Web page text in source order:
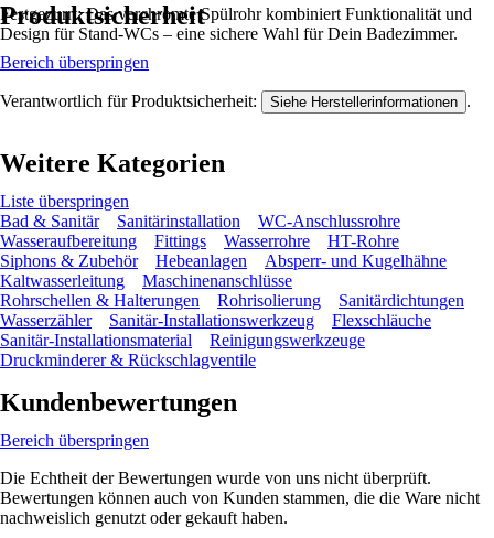
Festgezurrt: Das verchromte Spülrohr kombiniert Funktionalität und
Design für Stand-WCs – eine sichere Wahl für Dein Badezimmer.
Produktsicherheit
Bereich überspringen
Verantwortlich für Produktsicherheit: Siehe Herstellerinformationen .
Weitere Kategorien
Liste überspringen
Bad & Sanitär
Sanitärinstallation
WC-Anschlussrohre
Wasseraufbereitung
Fittings Wasserrohre
HT-Rohre
Siphons & Zubehör
Hebeanlagen
Absperr- und Kugelhähne
Kaltwasserleitung
Maschinenanschlüsse
Rohrschellen & Halterungen
Rohrisolierung
Sanitärdichtungen
Wasserzähler
Sanitär-Installationswerkzeug
Flexschläuche
Sanitär-Installationsmaterial
Reinigungswerkzeuge
Druckminderer & Rückschlagventile
Kundenbewertungen
Bereich überspringen
Die Echtheit der Bewertungen wurde von uns nicht überprüft.
Bewertungen können auch von Kunden stammen, die die Ware nicht
nachweislich genutzt oder gekauft haben.